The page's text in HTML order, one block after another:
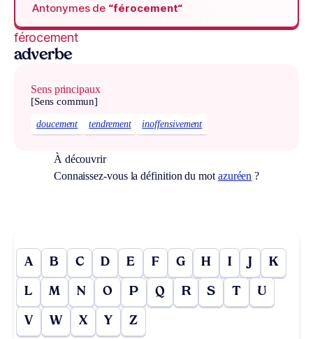
Antonymes de “férocement“
férocement
adverbe
Sens principaux
[Sens commun]
doucement tendrement inoffensivement
À découvrir
Connaissez-vous la définition du mot azuréen ?
A B C D E F G H I J K
L M N O P Q R S T U
V W X Y Z